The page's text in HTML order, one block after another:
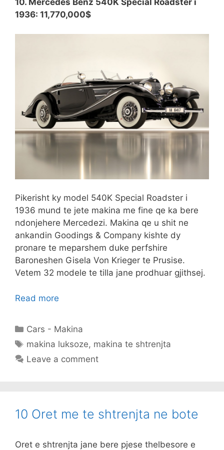
10. Mercedes Benz 540K Special Roadster i
1936: 11,770,000$
Pikerisht ky model 540K Special Roadster i
1936 mund te jete makina me fine qe ka bere
ndonjehere Mercedezi. Makina qe u shit ne
ankandin Goodings & Company kishte dy
pronare te meparshem duke perfshire
Baroneshen Gisela Von Krieger te Prusise.
Vetem 32 modele te tilla jane prodhuar gjithsej.
Read more
Categories
Cars - Makina
Tags
makina luksoze, makina te shtrenjta
Leave a comment
10 Oret me te shtrenjta ne bote
Oret e shtrenjta jane bere pjese thelbesore e